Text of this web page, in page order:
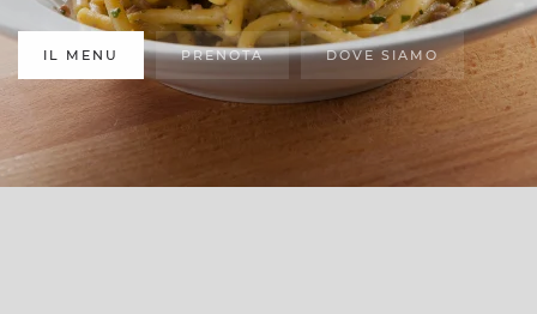
IL MENU PRENOTA DOVE SIAMO